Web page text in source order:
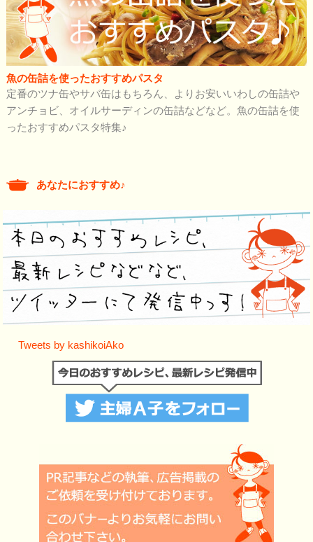
魚の缶詰を使ったおすすめパスタ
定番のツナ缶やサバ缶はもちろん、よりお安いいわしの缶詰や
アンチョビ、オイルサーディンの缶詰などなど。魚の缶詰を使
ったおすすめパスタ特集♪
あなたにおすすめ♪
Tweets by kashikoiAko